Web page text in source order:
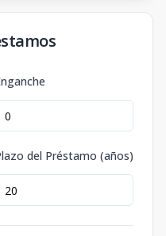
del Préstamo (años)